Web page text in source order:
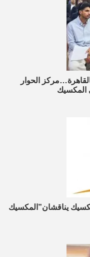
الحوار
المكسيك
يناقشان”المكسيك